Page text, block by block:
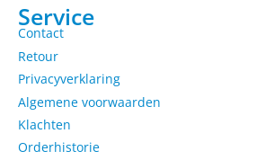
Service
Contact
Retour
Privacyverklaring
Algemene voorwaarden
Klachten
Orderhistorie